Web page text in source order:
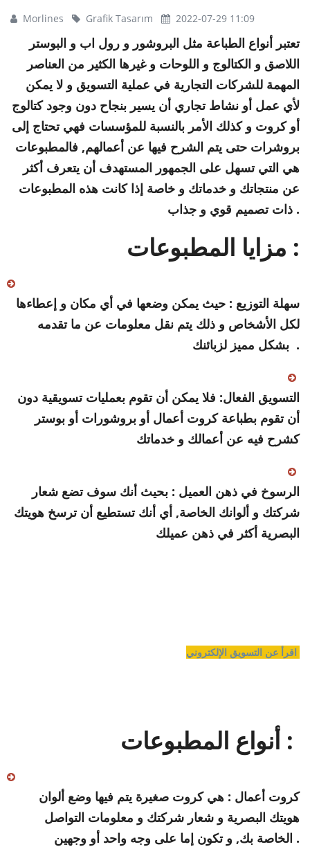
Morlines Grafik Tasarım 2022-07-29 11:09
تعتبر أنواع الطباعة مثل البروشور و رول اب و البوستر
اللاصق و الكتالوج و اللوحات و غيرها الكثير من العناصر
المهمة للشركات التجارية في عملية التسويق و لا يمكن
لأي عمل أو نشاط تجاري أن يسير بنجاح دون وجود كتالوج
أو كروت و كذلك الأمر بالنسبة للمؤسسات فهي تحتاج إلى
بروشرات حتى يتم الشرح فيها عن أعمالهم, فالمطبوعات
هي التي تسهل على الجمهور المستهدف أن يتعرف أكثر
عن منتجاتك و خدماتك و خاصة إذا كانت هذه المطبوعات
ذات تصميم قوي و جذاب .
مزايا المطبوعات :
سهلة التوزيع : حيث يمكن وضعها في أي مكان و إعطاءها
لكل الأشخاص و ذلك يتم نقل معلومات عن ما تقدمه
بشكل مميز لزبائنك .
التسويق الفعال: فلا يمكن أن تقوم بعمليات تسويقية دون
أن تقوم بطباعة كروت أعمال أو بروشورات أو بوستر
كشرح فيه عن أعمالك و خدماتك
الرسوخ في ذهن العميل : بحيث أنك سوف تضع شعار
شركتك و ألوانك الخاصة, أي أنك تستطيع أن ترسخ هويتك
البصرية أكثر في ذهن عميلك
أنواع المطبوعات :
كروت أعمال : هي كروت صغيرة يتم فيها وضع ألوان
هويتك البصرية و شعار شركتك و معلومات التواصل
الخاصة بك, و تكون إما على وجه واحد أو وجهين .